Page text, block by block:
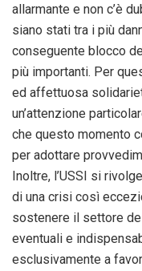
allarmante e non c’è
siano stati tra i più
conseguente blocco
più importanti. Per
ed affettuosa
un’attenzione
che questo momento
per adottare
Inoltre, l’USSI si
di una crisi così
sostenere il settore
eventuali e
esclusivamente a